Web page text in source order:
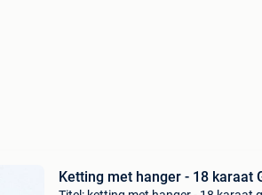
Ketting met hanger - 18 karaat